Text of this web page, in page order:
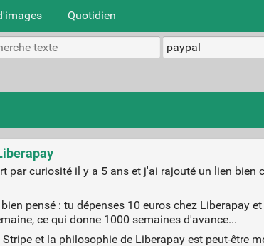
Quotidien
par curiosité il y a 5 ans et j'ai rajouté un lien bien
pensé : tu dépenses 10 euros chez Liberapay
ce qui donne 1000 semaines d'avance...
et la philosophie de Liberapay est peut-être